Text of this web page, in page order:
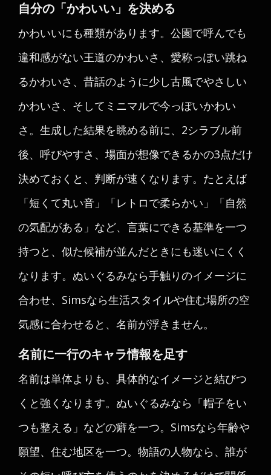
自分の「かわいい」を決める
かわいいにも種類があります。公園で呼んでも
違和感がない王道のかわいさ、愛称っぽい跳ね
るかわいさ、昔話のように少し古風でやさしい
かわいさ、そしてミニマルで今っぽいかわい
さ。生成した結果を眺める前に、2シラブル前
後、呼びやすさ、場面が想像できるかの3点だけ
決めておくと、判断が速くなります。たとえば
「短くて丸い音」「レトロで柔らかい」「自然
の気配がある」など、言葉にできる基準を一つ
持つと、似た候補が並んだときにも迷いにくく
なります。ぬいぐるみなら手触りのイメージに
合わせ、Simsなら生活スタイルや住む場所の空
気感に合わせると、名前が浮きません。
名前に一行のキャラ情報を足す
名前は単体よりも、具体的なイメージと結びつ
くと強くなります。ぬいぐるみなら「帽子をい
つも整える」などの癖を一つ。Simsなら年齢や
願望、住む地区を一つ。物語の人物なら、誰が